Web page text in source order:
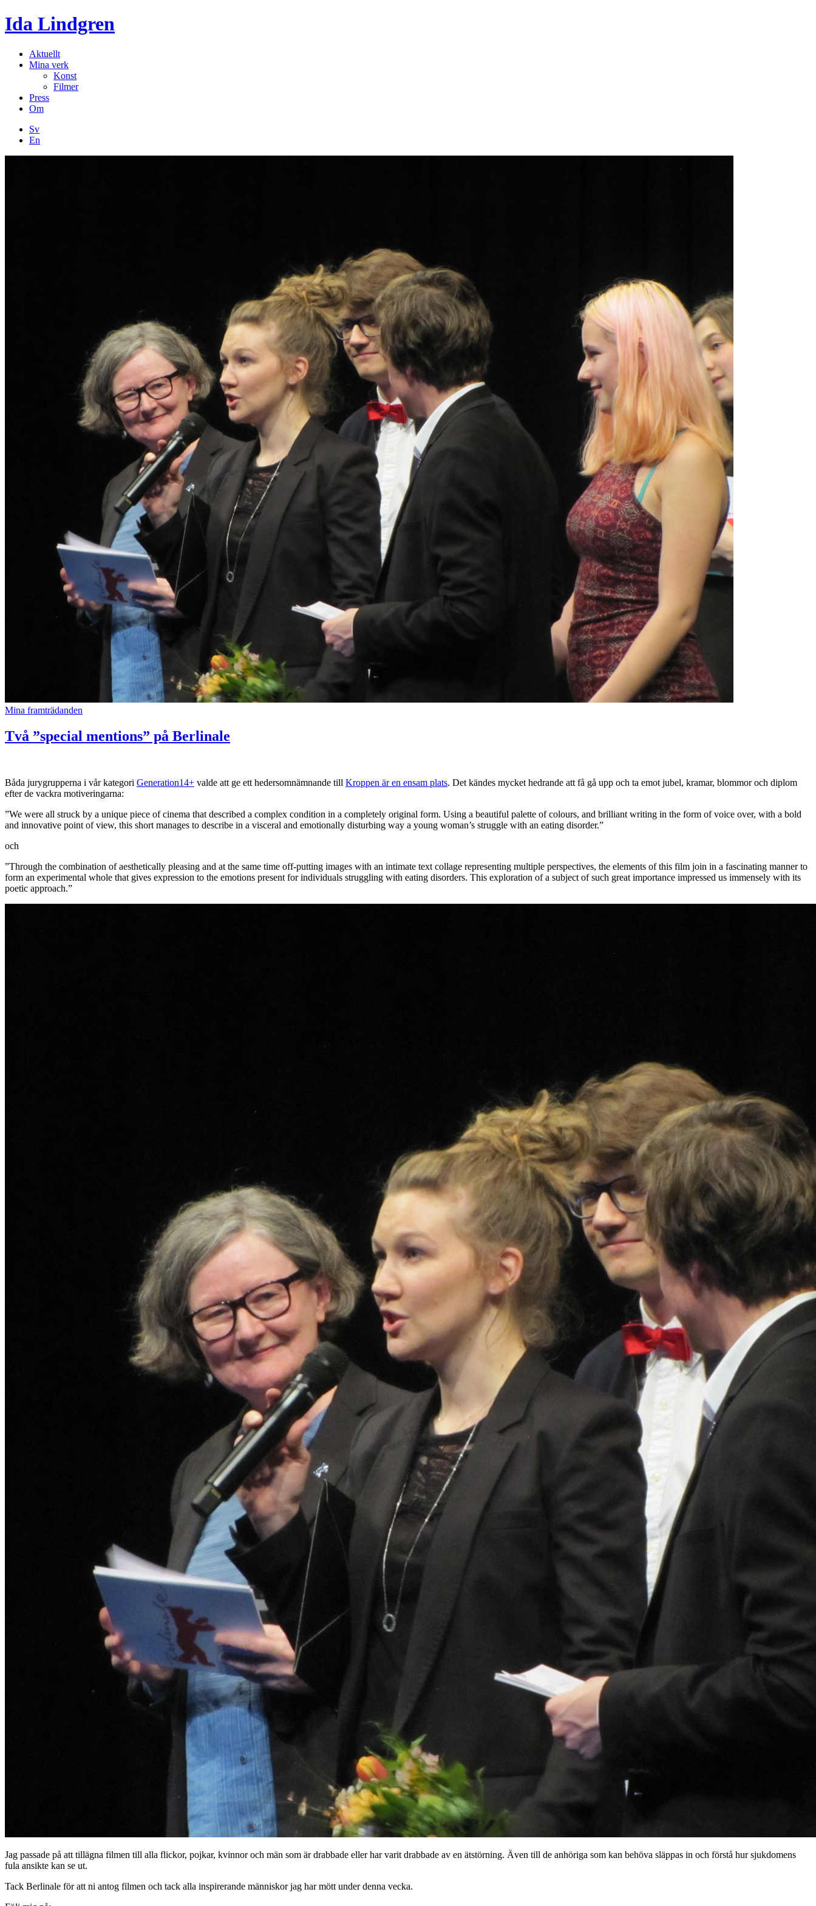
Ida Lindgren
Aktuellt
Mina verk
Konst
Filmer
Press
Om
Sv
En
Mina framträdanden
Två ”special mentions” på Berlinale
Båda jurygrupperna i vår kategori Generation14+ valde att ge ett hedersomnämnande till Kroppen är en ensam plats. Det kändes mycket hedrande att få gå upp och ta emot jubel, kramar, blommor och diplom
efter de vackra motiveringarna:
”We were all struck by a unique piece of cinema that described a complex condition in a completely original form. Using a beautiful palette of colours, and brilliant writing in the form of voice over, with a bold
and innovative point of view, this short manages to describe in a visceral and emotionally disturbing way a young woman’s struggle with an eating disorder.”
och
”Through the combination of aesthetically pleasing and at the same time off-putting images with an intimate text collage representing multiple perspectives, the elements of this film join in a fascinating manner to
form an experimental whole that gives expression to the emotions present for individuals struggling with eating disorders. This exploration of a subject of such great importance impressed us immensely with its
poetic approach.”
Jag passade på att tillägna filmen till alla flickor, pojkar, kvinnor och män som är drabbade eller har varit drabbade av en ätstörning. Även till de anhöriga som kan behöva släppas in och förstå hur sjukdomens
fula ansikte kan se ut.
Tack Berlinale för att ni antog filmen och tack alla inspirerande människor jag har mött under denna vecka.